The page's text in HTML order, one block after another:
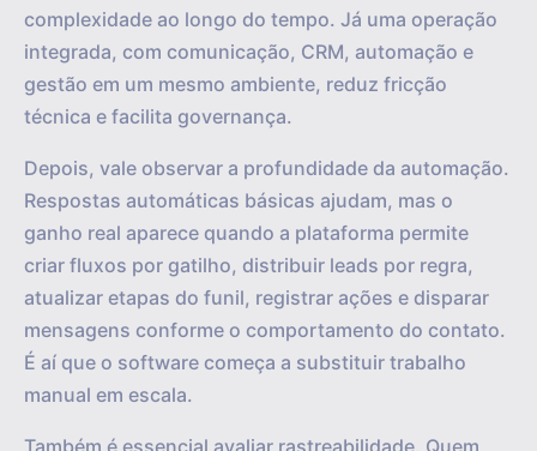
complexidade ao longo do tempo. Já uma operação
integrada, com comunicação, CRM, automação e
gestão em um mesmo ambiente, reduz fricção
técnica e facilita governança.
Depois, vale observar a profundidade da automação.
Respostas automáticas básicas ajudam, mas o
ganho real aparece quando a plataforma permite
criar fluxos por gatilho, distribuir leads por regra,
atualizar etapas do funil, registrar ações e disparar
mensagens conforme o comportamento do contato.
É aí que o software começa a substituir trabalho
manual em escala.
Também é essencial avaliar rastreabilidade. Quem